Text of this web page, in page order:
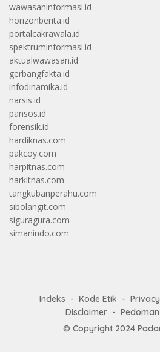
wawasaninformasi.id
horizonberita.id
portalcakrawala.id
spektruminformasi.id
aktualwawasan.id
gerbangfakta.id
infodinamika.id
narsis.id
pansos.id
forensik.id
hardiknas.com
pakcoy.com
harpitnas.com
harkitnas.com
tangkubanperahu.com
sibolangit.com
siguragura.com
simanindo.com
Indeks Kode Etik
Disclaimer
© Copyright 2024